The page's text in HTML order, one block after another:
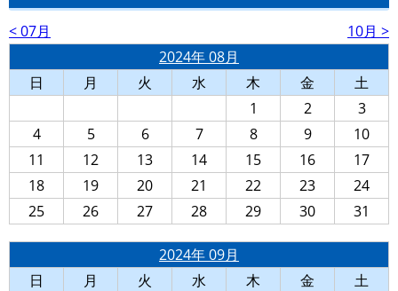
< 07月
10月 >
2024年 08月
日
月 火 水 木 金
土
1
2
3
4
5 6 7 8 9
10
11
12 13 14 15 16
17
18
19 20 21 22 23
24
25
26 27 28 29 30 31
2024年 09月
日
月 火 水 木 金
土